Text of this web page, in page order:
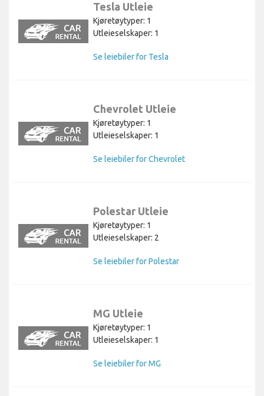
Tesla Utleie
Kjøretøytyper: 1
Utleieselskaper: 1
Se leiebiler for Tesla
Chevrolet Utleie
Kjøretøytyper: 1
Utleieselskaper: 1
Se leiebiler for Chevrolet
Polestar Utleie
Kjøretøytyper: 1
Utleieselskaper: 2
Se leiebiler for Polestar
MG Utleie
Kjøretøytyper: 1
Utleieselskaper: 1
Se leiebiler for MG